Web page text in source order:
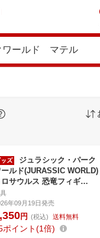
ジュラシック・パー
ールド(JURASSIC
ロサウルス 恐竜フィギ…
年09月19日発売
円 (税込) 送料無料
ポイント 1倍